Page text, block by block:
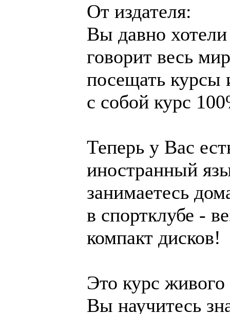
От издателя:
Вы давно
говорит весь
посещать курсы
с собой курс
Теперь у Вас
иностранный
занимаетесь
в спортклубе -
компакт дисков!
Это курс живого
Вы научитесь